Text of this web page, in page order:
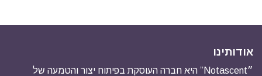
אודותינו
״Notascent” היא חברה העוסקת בפיתוח יצור והטמעה של